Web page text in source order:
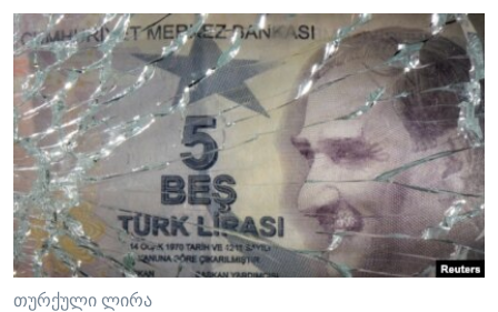
ᲕᲐᲨᲘᲜᲒᲢᲝᲜᲘ ᲓᲦᲔᲡ
ᲮᲔᲓᲕᲐ ᲕᲐᲨᲘᲜᲒᲢᲝᲜᲘᲓᲐᲜ
ᲡᲢᲣᲓᲘᲐ ᲕᲐᲨᲘᲜᲒᲢᲝᲜᲘ
ᲡᲮᲕᲐ ᲡᲘᲐᲮᲚᲔᲔᲑᲘ
ᲞᲝᲚᲘᲢᲘᲙᲐ
ᲔᲙᲝᲜᲝᲛᲘᲙᲐ
ᲯᲐᲜᲛᲠᲗᲔᲚᲝᲑᲐ
ᲛᲔᲪᲜᲘᲔᲠᲔᲑᲐ
ᲘᲜᲢᲔᲠᲕᲘᲣ
ᲙᲣᲚᲢᲣᲠᲐ
ᲒᲐᲚᲘᲚᲔᲝ
ᲠᲣᲡᲔᲗᲘᲡ ᲨᲔᲭᲠᲐ ᲣᲙᲠᲐᲘᲜᲐᲨᲘ
Learning English
ᲗᲕᲐᲚᲘ ᲒᲕᲐᲓᲔᲕᲜᲔᲗ
ენები
თურქული ლირა